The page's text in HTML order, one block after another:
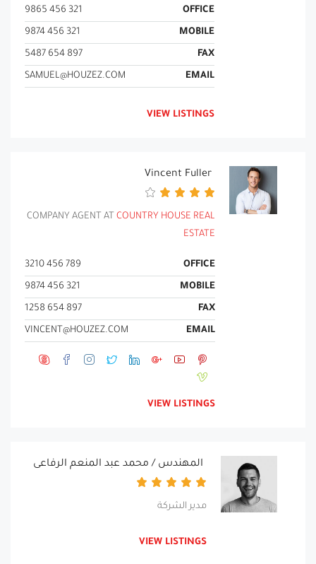
OFFICE
321 456 9865
MOBILE
321 456 9874
FAX
897 654 5487
EMAIL
SAMUEL@HOUZEZ.COM
VIEW LISTINGS
Vincent Fuller
COMPANY AGENT AT COUNTRY HOUSE REAL
ESTATE
OFFICE
789 456 3210
MOBILE
321 456 9874
FAX
897 654 1258
EMAIL
VINCENT@HOUZEZ.COM
VIEW LISTINGS
المهندس / محمد عبد المنعم الرفاعى
مدير الشركة
VIEW LISTINGS